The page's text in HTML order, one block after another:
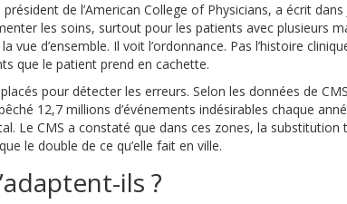
de l’American College of Physicians, a écrit dans
les soins, surtout pour les patients avec plusieurs
d’ensemble. Il voit l’ordonnance. Pas l’histoire
que le patient prend en cachette.
pour détecter les erreurs. Selon les données de
12,7 millions d’événements indésirables chaque
Le CMS a constaté que dans ces zones, la substitution
le double de ce qu’elle fait en ville.
ils ?